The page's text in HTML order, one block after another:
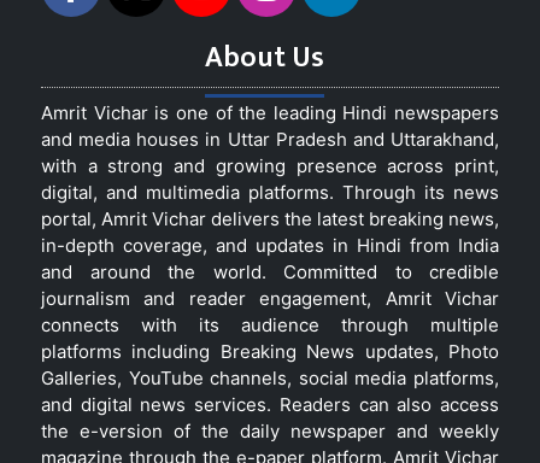
About Us
Amrit Vichar is one of the leading Hindi newspapers
and media houses in Uttar Pradesh and Uttarakhand,
with a strong and growing presence across print,
digital, and multimedia platforms. Through its news
portal, Amrit Vichar delivers the latest breaking news,
in-depth coverage, and updates in Hindi from India
and around the world. Committed to credible
journalism and reader engagement, Amrit Vichar
connects with its audience through multiple
platforms including Breaking News updates, Photo
Galleries, YouTube channels, social media platforms,
and digital news services. Readers can also access
the e-version of the daily newspaper and weekly
magazine through the e-paper platform. Amrit Vichar